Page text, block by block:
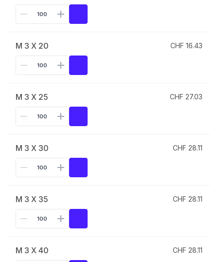
M 3 X 20 CHF 16.43
M 3 X 25 CHF 27.03
M 3 X 30 CHF 28.11
M 3 X 35 CHF 28.11
M 3 X 40 CHF 28.11